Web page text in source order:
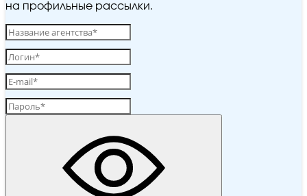
на профильные рассылки.